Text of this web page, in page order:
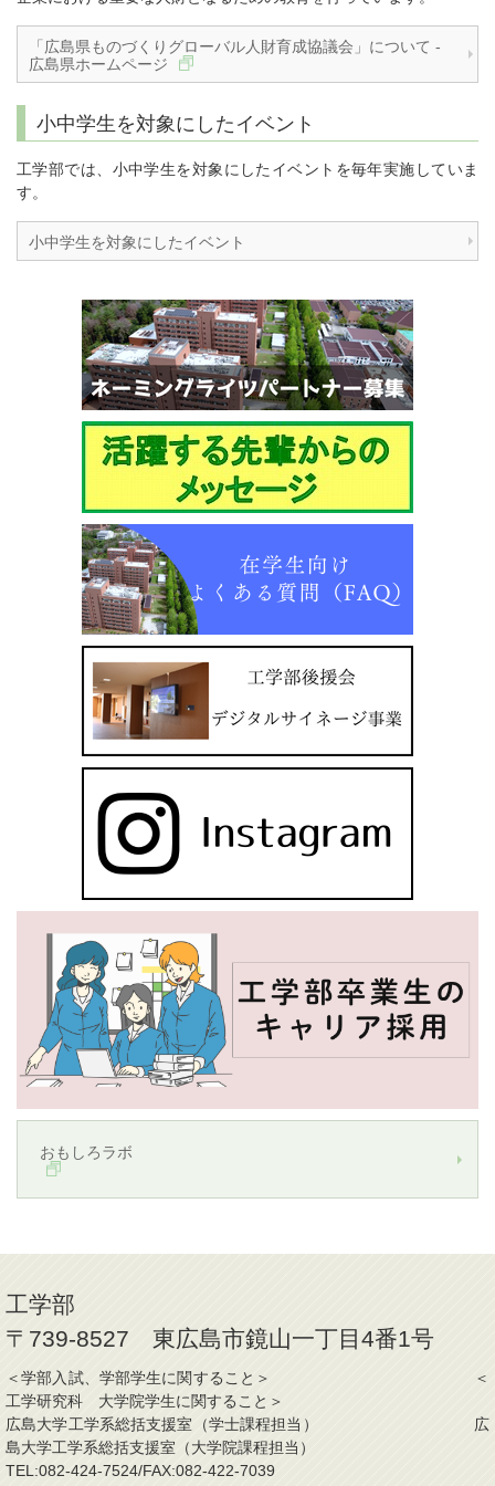
「広島県ものづくりグローバル人財育成協議会」について -
広島県ホームページ
小中学生を対象にしたイベント
工学部では、小中学生を対象にしたイベントを毎年実施していま
す。
小中学生を対象にしたイベント
おもしろラボ
工学部
〒739-8527 東広島市鏡山一丁目4番1号
＜学部入試、学部学生に関すること＞ ＜
工学研究科 大学院学生に関すること＞
広島大学工学系総括支援室（学士課程担当） 広
島大学工学系総括支援室（大学院課程担当）
TEL:082-424-7524/FAX:082-422-7039